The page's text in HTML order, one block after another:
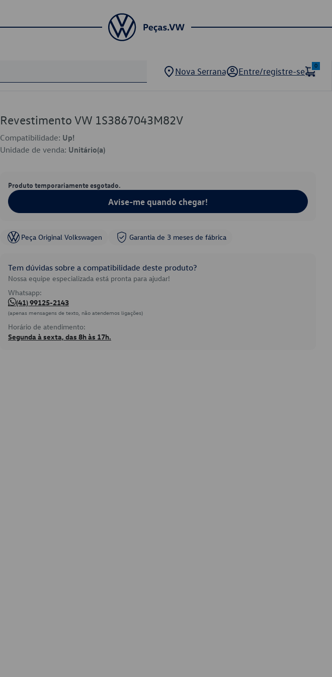
Nova Serrana Entre/registre-se
0
Revestimento VW 1S3867043M82V
Compatibilidade: Up!
Unidade de venda: Unitário(a)
Produto temporariamente esgotado.
Avise-me quando chegar!
Peça Original Volkswagen Garantia de 3 meses de fábrica
Tem dúvidas sobre a compatibilidade deste produto?
Nossa equipe especializada está pronta para ajudar!
Whatsapp:
(41) 99125-2143
(apenas mensagens de texto, não atendemos ligações)
Horário de atendimento:
Segunda à sexta, das 8h às 17h.